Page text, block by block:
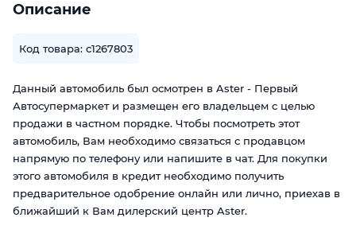
Описание
Код товара: c1267803
Данный автомобиль был осмотрен в Aster - Первый
Автосупермаркет и размещен его владельцем с целью
продажи в частном порядке. Чтобы посмотреть этот
автомобиль, Вам необходимо связаться с продавцом
напрямую по телефону или напишите в чат. Для покупки
этого автомобиля в кредит необходимо получить
предварительное одобрение онлайн или лично, приехав в
ближайший к Вам дилерский центр Aster.